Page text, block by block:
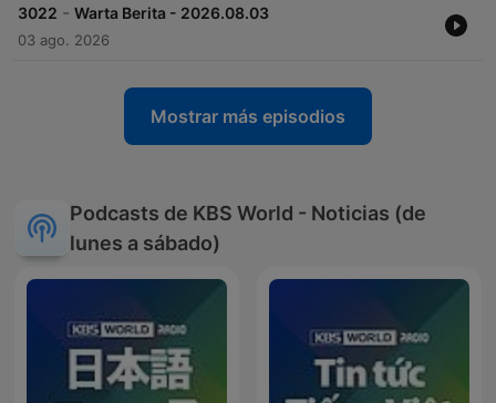
3022 - Warta Berita - 2026.08.03
03 ago. 2026
Mostrar más episodios
Podcasts de KBS World - Noticias (de
lunes a sábado)